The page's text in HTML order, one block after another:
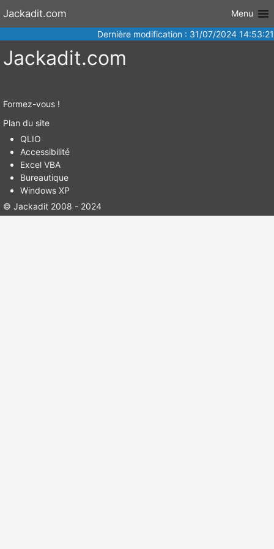
Aller au
Jackadit.com
Menu
Dernière modification : 31/07/2024 14:53:21
Jackadit.com
Formez-vous !
Plan du site
QLIO
Accessibilité
Excel VBA
Bureautique
Windows XP
© Jackadit 2008 - 2024